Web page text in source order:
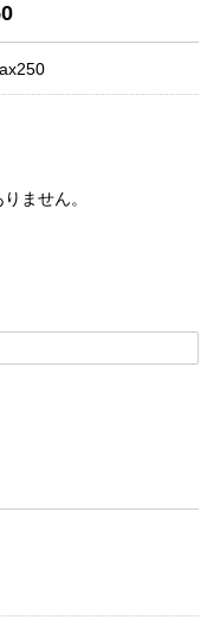
ません。